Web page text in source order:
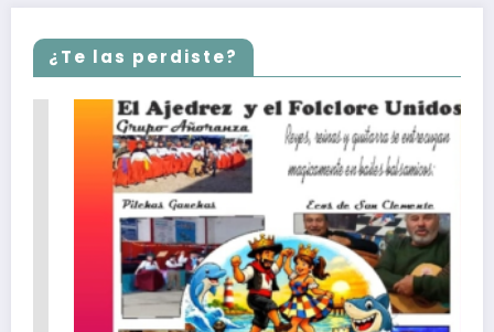
¿Te las perdiste?